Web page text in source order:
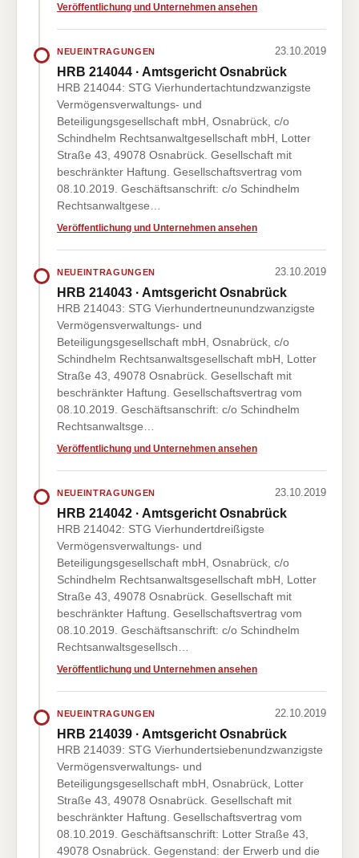
Veröffentlichung und Unternehmen ansehen
NEUEINTRAGUNGEN 23.10.2019
HRB 214044 · Amtsgericht Osnabrück
HRB 214044: STG Vierhundertachtundzwanzigste
Vermögensverwaltungs- und
Beteiligungsgesellschaft mbH, Osnabrück, c/o
Schindhelm Rechtsanwaltgesellschaft mbH, Lotter
Straße 43, 49078 Osnabrück. Gesellschaft mit
beschränkter Haftung. Gesellschaftsvertrag vom
08.10.2019. Geschäftsanschrift: c/o Schindhelm
Rechtsanwaltgese…
Veröffentlichung und Unternehmen ansehen
NEUEINTRAGUNGEN 23.10.2019
HRB 214043 · Amtsgericht Osnabrück
HRB 214043: STG Vierhundertneunundzwanzigste
Vermögensverwaltungs- und
Beteiligungsgesellschaft mbH, Osnabrück, c/o
Schindhelm Rechtsanwaltsgesellschaft mbH, Lotter
Straße 43, 49078 Osnabrück. Gesellschaft mit
beschränkter Haftung. Gesellschaftsvertrag vom
08.10.2019. Geschäftsanschrift: c/o Schindhelm
Rechtsanwaltsge…
Veröffentlichung und Unternehmen ansehen
NEUEINTRAGUNGEN 23.10.2019
HRB 214042 · Amtsgericht Osnabrück
HRB 214042: STG Vierhundertdreißigste
Vermögensverwaltungs- und
Beteiligungsgesellschaft mbH, Osnabrück, c/o
Schindhelm Rechtsanwaltsgesellschaft mbH, Lotter
Straße 43, 49078 Osnabrück. Gesellschaft mit
beschränkter Haftung. Gesellschaftsvertrag vom
08.10.2019. Geschäftsanschrift: c/o Schindhelm
Rechtsanwaltsgesellsch…
Veröffentlichung und Unternehmen ansehen
NEUEINTRAGUNGEN 22.10.2019
HRB 214039 · Amtsgericht Osnabrück
HRB 214039: STG Vierhundertsiebenundzwanzigste
Vermögensverwaltungs- und
Beteiligungsgesellschaft mbH, Osnabrück, Lotter
Straße 43, 49078 Osnabrück. Gesellschaft mit
beschränkter Haftung. Gesellschaftsvertrag vom
08.10.2019. Geschäftsanschrift: Lotter Straße 43,
49078 Osnabrück. Gegenstand: der Erwerb und die